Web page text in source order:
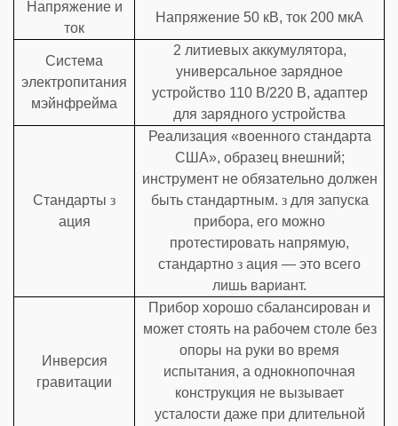
Напряжение и
ток
Напряжение 50 кВ, ток 200 мкА
Система
электропитания
мэйнфрейма
2 литиевых аккумулятора,
универсальное зарядное
устройство 110 В/220 В, адаптер
для зарядного устройства
Стандарты з
ация
Реализация «военного стандарта
США», образец внешний;
инструмент не обязательно должен
быть стандартным. з для запуска
прибора, его можно
протестировать напрямую,
стандартно з ация — это всего
лишь вариант.
Инверсия
гравитации
Прибор хорошо сбалансирован и
может стоять на рабочем столе без
опоры на руки во время
испытания, а однокнопочная
конструкция не вызывает
усталости даже при длительной